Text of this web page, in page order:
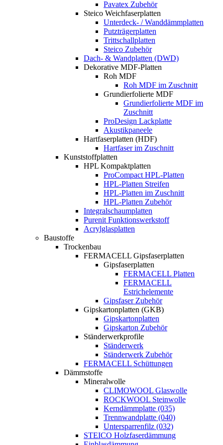
Pavatex Zubehör
Steico Weichfaserplatten
Unterdeck- / Wanddämmplatten
Putzträgerplatten
Trittschallplatten
Steico Zubehör
Dach- & Wandplatten (DWD)
Dekorative MDF-Platten
Roh MDF
Roh MDF im Zuschnitt
Grundierfolierte MDF
Grundierfolierte MDF im
Zuschnitt
ProDesign Lackplatte
Akustikpaneele
Hartfaserplatten (HDF)
Hartfaser im Zuschnitt
Kunststoffplatten
HPL Kompaktplatten
ProCompact HPL-Platten
HPL-Platten Streifen
HPL-Platten im Zuschnitt
HPL-Platten Zubehör
Integralschaumplatten
Purenit Funktionswerkstoff
Acrylglasplatten
Baustoffe
Trockenbau
FERMACELL Gipsfaserplatten
Gipsfaserplatten
FERMACELL Platten
FERMACELL
Estrichelemente
Gipsfaser Zubehör
Gipskartonplatten (GKB)
Gipskartonplatten
Gipskarton Zubehör
Ständerwerkprofile
Ständerwerk
Ständerwerk Zubehör
FERMACELL Schüttungen
Dämmstoffe
Mineralwolle
CLIMOWOOL Glaswolle
ROCKWOOL Steinwolle
Kerndämmplatte (035)
Trennwandplatte (040)
Untersparrenfilz (032)
STEICO Holzfaserdämmung